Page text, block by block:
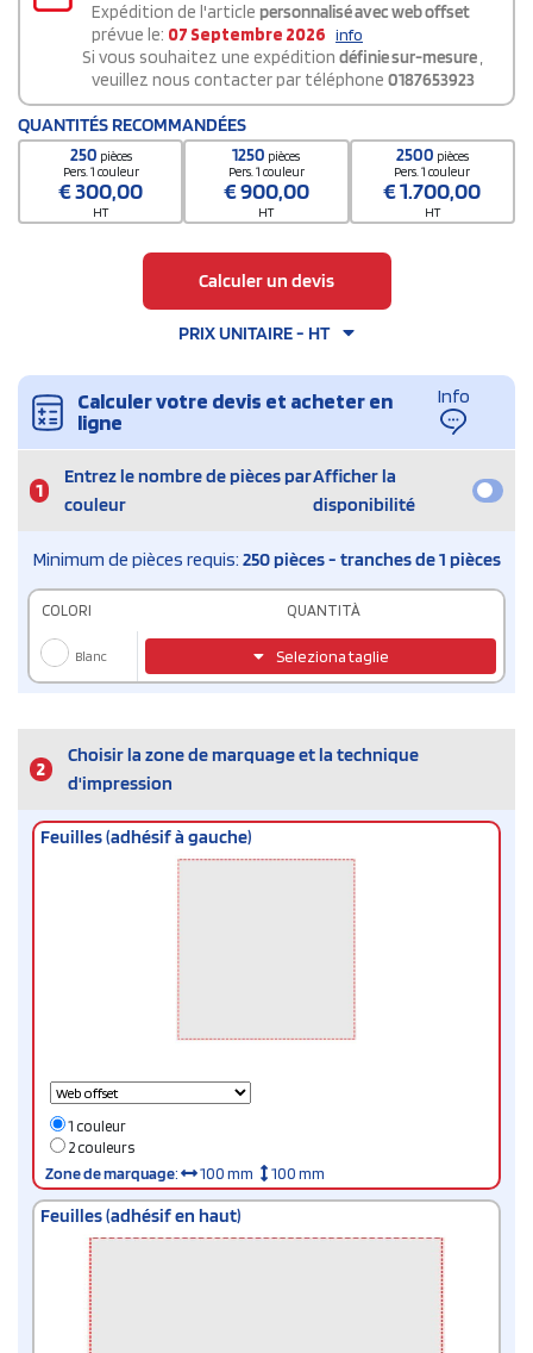
Expédition de l'article personnalisé avec web offset
prévue le: 07 Septembre 2026 info
Si vous souhaitez une expédition définie sur-mesure,
veuillez nous contacter par téléphone 0187653923
QUANTITÉS RECOMMANDÉES
250 pièces
Pers. 1 couleur
€300,00
HT
1250 pièces
Pers. 1 couleur
€900,00
HT
2500 pièces
Pers. 1 couleur
€1.700,00
HT
Calculer un devis
PRIX UNITAIRE - HT
Calculer votre devis et acheter en
ligne
Info
1
Entrez le nombre de pièces par
couleur
Afficher la
disponibilité
Minimum de pièces requis: 250 pièces - tranches de 1 pièces
COLORI QUANTITÀ
Blanc Seleziona taglie
2
Choisir la zone de marquage et la technique
d'impression
Feuilles (adhésif à gauche)
1 couleur
2 couleurs
Zone de marquage: 100 mm 100 mm
Feuilles (adhésif en haut)